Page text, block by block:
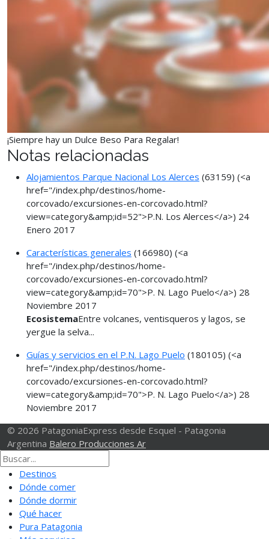
¡Siempre hay un Dulce Beso Para Regalar!
Notas relacionadas
Alojamientos Parque Nacional Los Alerces (63159) (<a
href="/index.php/destinos/home-
corcovado/excursiones-en-corcovado.html?
view=category&amp;id=52">P.N. Los Alerces</a>) 24
Enero 2017
Características generales (166980) (<a
href="/index.php/destinos/home-
corcovado/excursiones-en-corcovado.html?
view=category&amp;id=70">P. N. Lago Puelo</a>) 28
Noviembre 2017
EcosistemaEntre volcanes, ventisqueros y lagos, se
yergue la selva...
Guías y servicios en el P.N. Lago Puelo (180105) (<a
href="/index.php/destinos/home-
corcovado/excursiones-en-corcovado.html?
view=category&amp;id=70">P. N. Lago Puelo</a>) 28
Noviembre 2017
© 2026 PatagoniaExpress desde Esquel - Patagonia
Argentina Balero Producciones Ar
Destinos
Dónde comer
Dónde dormir
Qué hacer
Pura Patagonia